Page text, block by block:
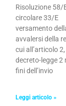
Risoluzione 58/
circolare 33/E
versamento
avvalersi della
cui all’articolo
decreto-legge 2
fini dell’invio
Leggi articolo »